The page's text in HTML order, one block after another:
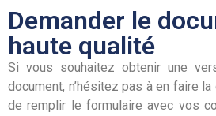
Demander le
haute qualité
Si vous souhaitez obtenir une
document, n’hésitez pas à en faire
de remplir le formulaire avec vos